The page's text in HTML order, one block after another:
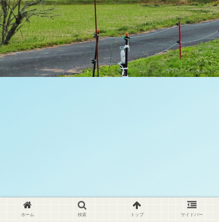
ホーム 検索 トップ サイドバー